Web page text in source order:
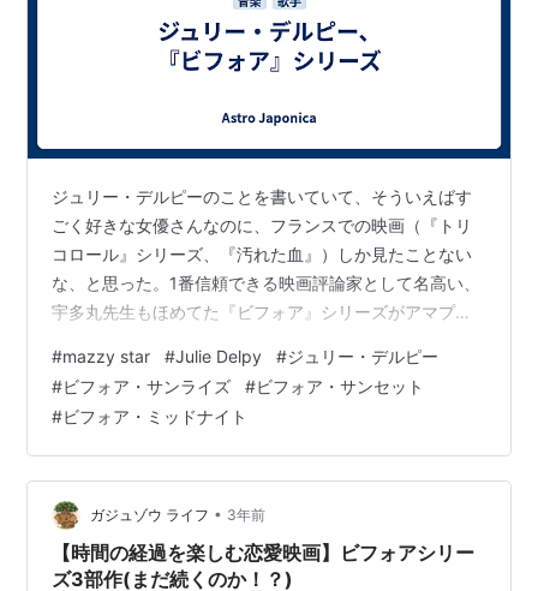
ジュリー・デルピーのことを書いていて、そういえばす
ごく好きな女優さんなのに、フランスでの映画（『トリ
コロール』シリーズ、『汚れた血』）しか見たことない
な、と思った。1番信頼できる映画評論家として名高い、
宇多丸先生もほめてた『ビフォア』シリーズがアマプラ
ズは9年ごとに公開された3作で、完結編『ビフォア・ミ
ッドナイト』はネット上では見れないのだけど、素晴ら
しいシリーズだった。ネタバレになるので、内容は書か
ないようにします。ただストーリーだけ捉えると、いた
ってシンプル。ほぼ全編が会話劇で、その言葉や掛け合
いが続いていく。何よりその時々の、一瞬一瞬の2…
#mazzy star #Julie Delpy #ジュリー・デルピー
#ビフォア・サンライズ #ビフォア・サンセット
#ビフォア・ミッドナイト
ガジュゾウ ライフ • 3年前
【時間の経過を楽しむ恋愛映画】ビフォアシリー
ズ3部作(まだ続くのか！？)